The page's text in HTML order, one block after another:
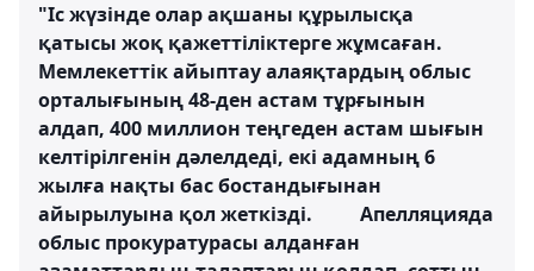
"Іс жүзінде олар ақшаны құрылысқа
қатысы жоқ қажеттіліктерге жұмсаған.
Мемлекеттік айыптау алаяқтардың облыс
орталығының 48-ден астам тұрғынын
алдап, 400 миллион теңгеден астам шығын
келтірілгенін дәлелдеді, екі адамның 6
жылға нақты бас бостандығынан
айырылуына қол жеткізді. Апелляцияда
облыс прокуратурасы алданған